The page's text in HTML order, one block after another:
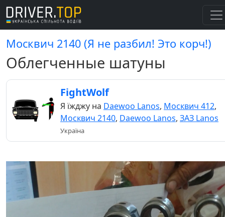
Москвич 2140 (Я не разбил! Это корч!)
Облегченные шатуны
FightWolf
Я їжджу на Daewoo Lanos, Москвич 412,
Москвич 2140, Daewoo Lanos, ЗАЗ Lanos
Україна